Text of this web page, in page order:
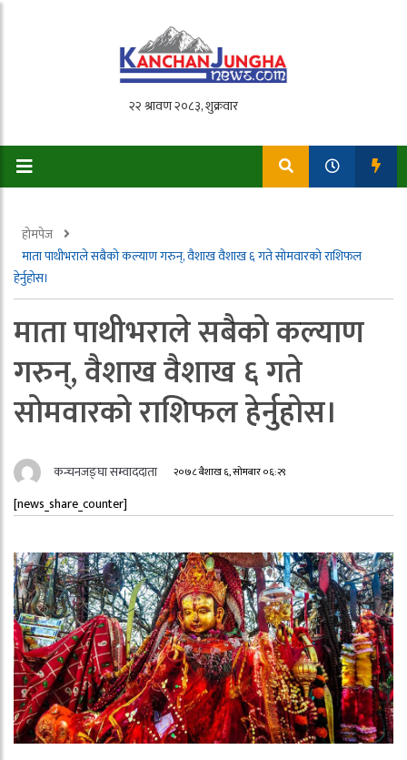
होमपेज
माता पाथीभराले सबैको कल्याण गरुन्, वैशाख वैशाख ६ गते साेमवारको राशिफल
हेर्नुहोस।
माता पाथीभराले सबैको कल्याण
गरुन्, वैशाख वैशाख ६ गते
साेमवारको राशिफल हेर्नुहोस।
कन्चनजङ्घा सम्वाददाता २०७८ बैशाख ६, सोमबार ०६:२९
[news_share_counter]